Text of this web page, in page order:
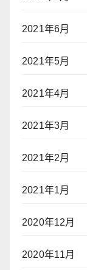
2021年6月
2021年5月
2021年4月
2021年3月
2021年2月
2021年1月
2020年12月
2020年11月